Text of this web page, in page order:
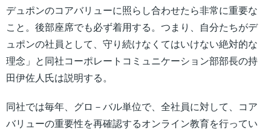
デュポンのコアバリューに照らし合わせたら非常に重要な
こと。後部座席でも必ず着用する。つまり、自分たちがデ
ュポンの社員として、守り続けなくてはいけない絶対的な
理念」と同社コーポレートコミュニケーション部部長の持
田伊佐人氏は説明する。
同社では毎年、グロ－バル単位で、全社員に対して、コア
バリューの重要性を再確認するオンライン教育を行ってい